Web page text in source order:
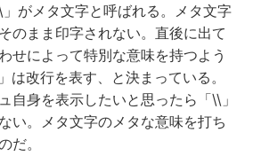
がメタ文字と呼ばれる。メタ文字
のまま印字されない。直後に出て
せによって特別な意味を持つよう
は改行を表す、と決まっている。
自身を表示したいと思ったら「\\」
い。メタ文字のメタな意味を打ち
だ。